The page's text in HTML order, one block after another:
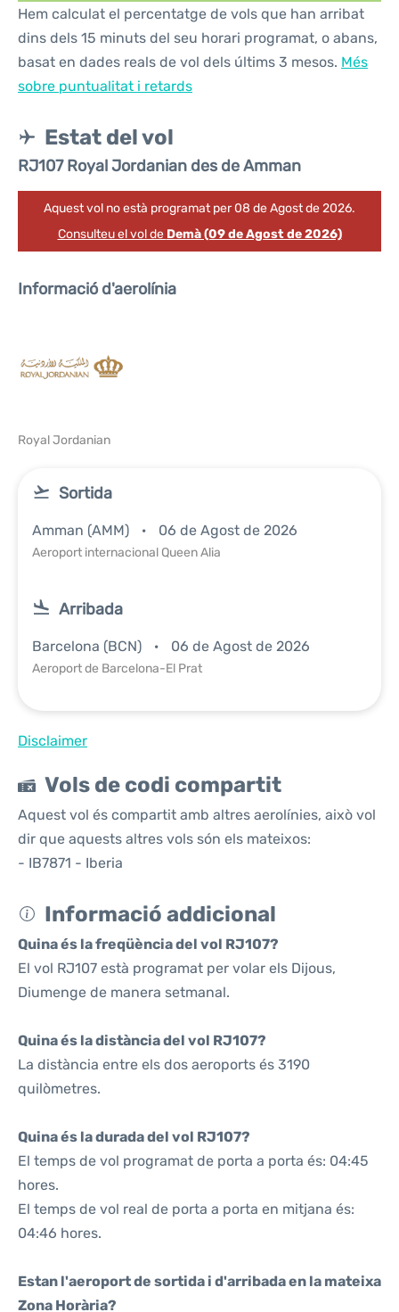
Hem calculat el percentatge de vols que han arribat
dins dels 15 minuts del seu horari programat, o abans,
basat en dades reals de vol dels últims 3 mesos. Més
sobre puntualitat i retards
Estat del vol
RJ107 Royal Jordanian des de Amman
Aquest vol no està programat per 08 de Agost de 2026.
Consulteu el vol de Demà (09 de Agost de 2026)
Informació d'aerolínia
Royal Jordanian
Sortida
Amman (AMM) 06 de Agost de 2026
Aeroport internacional Queen Alia
Arribada
Barcelona (BCN) 06 de Agost de 2026
Aeroport de Barcelona-El Prat
Disclaimer
Vols de codi compartit
Aquest vol és compartit amb altres aerolínies, això vol
dir que aquests altres vols són els mateixos:
- IB7871 - Iberia
Informació addicional
Quina és la freqüència del vol RJ107?
El vol RJ107 està programat per volar els Dijous,
Diumenge de manera setmanal.
Quina és la distància del vol RJ107?
La distància entre els dos aeroports és 3190
quilòmetres.
Quina és la durada del vol RJ107?
El temps de vol programat de porta a porta és: 04:45
hores.
El temps de vol real de porta a porta en mitjana és:
04:46 hores.
Estan l'aeroport de sortida i d'arribada en la mateixa
Zona Horària?